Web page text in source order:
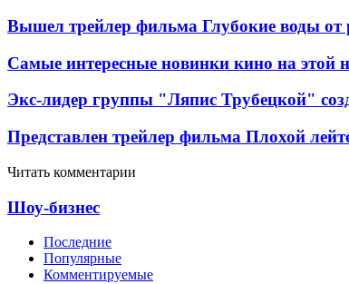
Вышел трейлер фильма Глубокие воды от
Самые интересные новинки кино на этой
Экс-лидер группы "Ляпис Трубецкой"
Представлен трейлер фильма Плохой
Читать комментарии
Шоу-бизнес
Последние
Популярные
Комментируемые